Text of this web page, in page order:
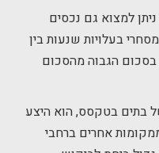
למצוא גם נכסים
בעלויות שנעות בין
יוקרה בסכום הגבוה מהסכום
בתים בטקסס, הוא היצע
אחרים ברחבי